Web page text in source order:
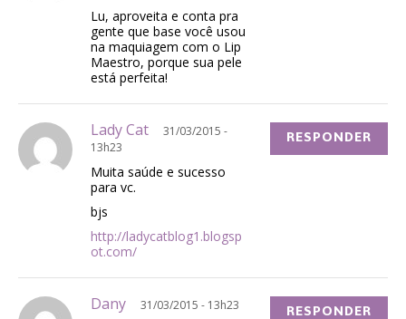
Lu, aproveita e conta pra
gente que base você usou
na maquiagem com o Lip
Maestro, porque sua pele
está perfeita!
Lady Cat
31/03/2015 -
13h23
Muita saúde e sucesso
para vc.
bjs
http://ladycatblog1.blogsp
ot.com/
RESPONDER
Dany 31/03/2015 - 13h23 RESPONDER